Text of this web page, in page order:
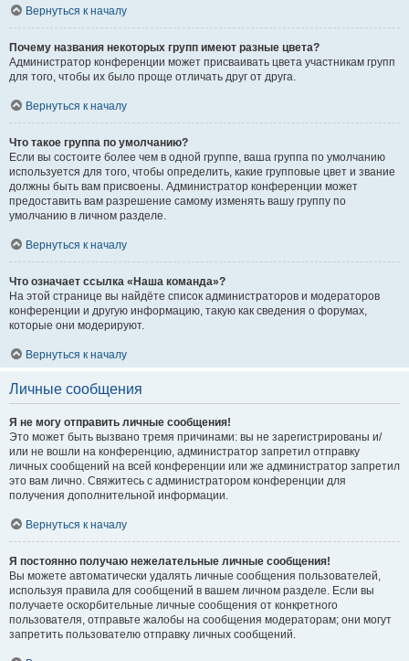
Вернуться к началу
Почему названия некоторых групп имеют разные цвета?
Администратор конференции может присваивать цвета участникам групп
для того, чтобы их было проще отличать друг от друга.
Вернуться к началу
Что такое группа по умолчанию?
Если вы состоите более чем в одной группе, ваша группа по умолчанию
используется для того, чтобы определить, какие групповые цвет и звание
должны быть вам присвоены. Администратор конференции может
предоставить вам разрешение самому изменять вашу группу по
умолчанию в личном разделе.
Вернуться к началу
Что означает ссылка «Наша команда»?
На этой странице вы найдёте список администраторов и модераторов
конференции и другую информацию, такую как сведения о форумах,
которые они модерируют.
Вернуться к началу
Личные сообщения
Я не могу отправить личные сообщения!
Это может быть вызвано тремя причинами: вы не зарегистрированы и/
или не вошли на конференцию, администратор запретил отправку
личных сообщений на всей конференции или же администратор запретил
это вам лично. Свяжитесь с администратором конференции для
получения дополнительной информации.
Вернуться к началу
Я постоянно получаю нежелательные личные сообщения!
Вы можете автоматически удалять личные сообщения пользователей,
используя правила для сообщений в вашем личном разделе. Если вы
получаете оскорбительные личные сообщения от конкретного
пользователя, отправьте жалобы на сообщения модераторам; они могут
запретить пользователю отправку личных сообщений.